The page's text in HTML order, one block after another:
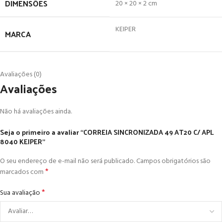
DIMENSÕES 20 × 20 × 2 cm
MARCA KEIPER
Avaliações (0)
Avaliações
Não há avaliações ainda.
Seja o primeiro a avaliar “CORREIA SINCRONIZADA 49 AT20 C/ APL
8040 KEIPER”
O seu endereço de e-mail não será publicado.Campos obrigatórios são
marcados com*
Sua avaliação*